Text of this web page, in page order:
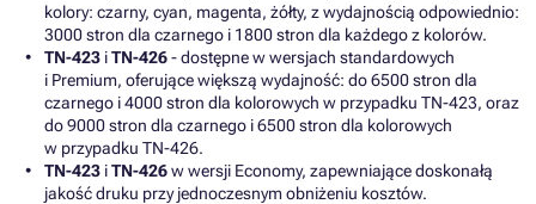
kolory: czarny, cyan, magenta, żółty, z wydajnością odpowiednio:
3000 stron dla czarnego i 1800 stron dla każdego z kolorów.
TN-423 iTN-426- dostępne w wersjach standardowych
i Premium, oferujące większą wydajność: do 6500 stron dla
czarnego i 4000 stron dla kolorowych w przypadku TN-423, oraz
do 9000 stron dla czarnego i 6500 stron dla kolorowych
w przypadku TN-426.
TN-423 iTN-426w wersji Economy, zapewniające doskonałą
jakość druku przy jednoczesnym obniżeniu kosztów.